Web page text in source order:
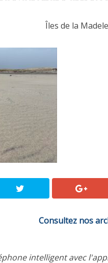
Îles de la
Consultez nos
intelligent avec